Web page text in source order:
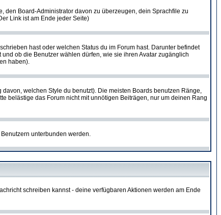
den Board-Administrator davon zu überzeugen, dein Sprachfile zu
Link ist am Ende jeder Seite)
hast oder welchen Status du im Forum hast. Darunter befindet
ob die Benutzer wählen dürfen, wie sie ihren Avatar zugänglich
haben).
welchen Style du benutzt). Die meisten Boards benutzen Ränge,
belästige das Forum nicht mit unnötigen Beiträgen, nur um deinen Rang
unterbunden werden.
schreiben kannst - deine verfügbaren Aktionen werden am Ende